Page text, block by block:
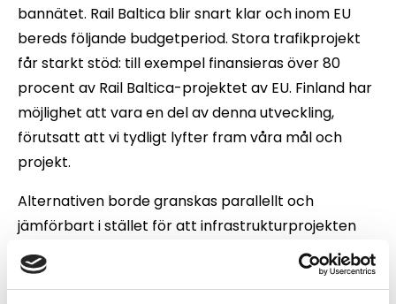
bannätet. Rail Baltica blir snart klar och inom EU
bereds följande budgetperiod. Stora trafikprojekt
får starkt stöd: till exempel finansieras över 80
procent av Rail Baltica-projektet av EU. Finland har
möjlighet att vara en del av denna utveckling,
förutsatt att vi tydligt lyfter fram våra mål och
projekt.
Alternativen borde granskas parallellt och
jämförbart i stället för att infrastrukturprojekten
bedöms ett i taget. Utöver den nordliga
förbindelsen måste man bedöma till exempel fasta